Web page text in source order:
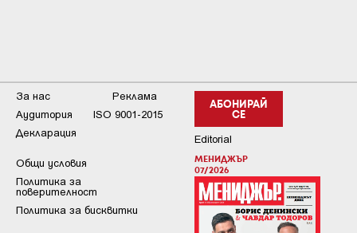
АБОНИРАЙ
СЕ
Editorial
МЕНИДЖЪР
07/2026
За нас
Реклама
Аудитория
ISO 9001-2015
Декларация
Общи условия
Пoлитикa зa
пoвepитeлнocт
Политика за бисквитки